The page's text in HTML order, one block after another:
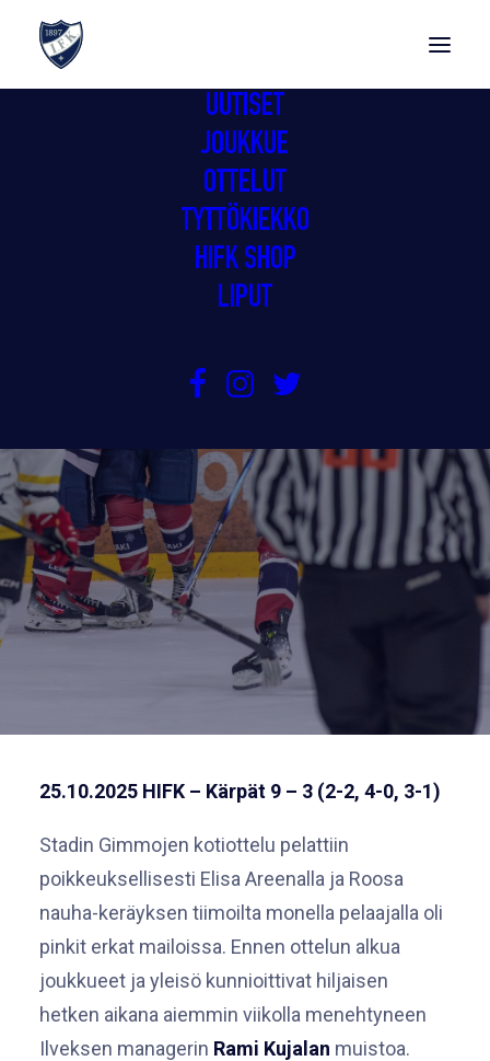
UUTISET
JOUKKUE
OTTELUT
TYTTÖKIEKKO
HIFK SHOP
LIPUT
PINKIT LAVAT MAALIHERKKINÄ
25.10.2025 HIFK – Kärpät 9 – 3 (2-2, 4-0, 3-1)
Stadin Gimmojen kotiottelu pelattiin
poikkeuksellisesti Elisa Areenalla ja Roosa
nauha-keräyksen tiimoilta monella pelaajalla oli
pinkit erkat mailoissa. Ennen ottelun alkua
joukkueet ja yleisö kunnioittivat hiljaisen
hetken aikana aiemmin viikolla menehtyneen
Ilveksen managerin Rami Kujalan muistoa.